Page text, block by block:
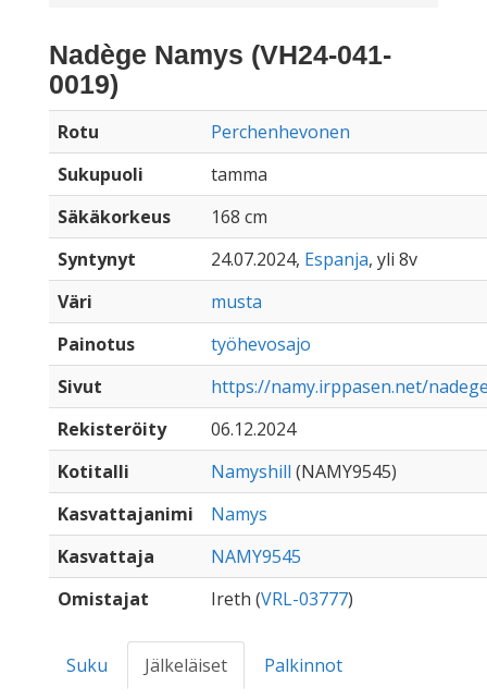
Nadège Namys (VH24-041-
0019)
Rotu
Perchenhevonen
Sukupuoli
tamma
Säkäkorkeus
168 cm
Syntynyt
24.07.2024, Espanja, yli 8v
Väri
musta
Painotus
työhevosajo
Sivut
https://namy.irppasen.net/
Rekisteröity
06.12.2024
Kotitalli
Namyshill (NAMY9545)
Kasvattajanimi
Namys
Kasvattaja
NAMY9545
Omistajat
Ireth (VRL-03777)
Suku Jälkeläiset
Palkinnot